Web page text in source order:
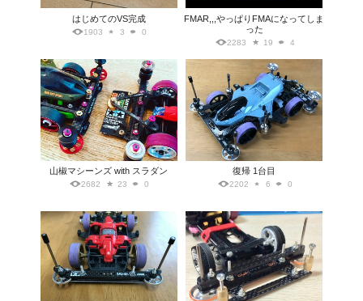
はじめてのVS完成
1903 3 0
FMAR,,,やっぱりFMAになってしま
った
2283 19 4
山椒マシーンズ with スラダン
2682 23 0
復帰 1台目
2202 6 0